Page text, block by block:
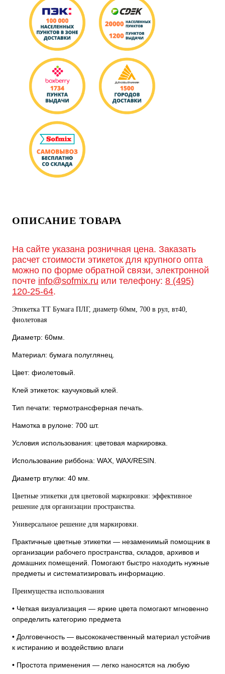
ОПИСАНИЕ ТОВАРА
На сайте указана розничная цена. Заказать
расчет стоимости этикеток для крупного опта
можно по форме обратной связи, электронной
почте info@sofmix.ru или телефону: 8 (495)
120-25-64.
Этикетка ТТ Бумага ПЛГ, диаметр 60мм, 700 в рул, вт40,
фиолетовая
Диаметр: 60мм.
Материал: бумага полуглянец.
Цвет: фиолетовый.
Клей этикеток: каучуковый клей.
Тип печати: термотрансферная печать.
Намотка в рулоне: 700 шт.
Условия использования: цветовая маркировка.
Использование риббона: WAX, WAX/RESIN.
Диаметр втулки: 40 мм.
Цветные этикетки для цветовой маркировки: эффективное
решение для организации пространства.
Универсальное решение для маркировки.
Практичные цветные этикетки — незаменимый помощник в
организации рабочего пространства, складов, архивов и
домашних помещений. Помогают быстро находить нужные
предметы и систематизировать информацию.
Преимущества использования
• Четкая визуализация — яркие цвета помогают мгновенно
определить категорию предмета
• Долговечность — высококачественный материал устойчив
к истиранию и воздействию влаги
• Простота применения — легко наносятся на любую